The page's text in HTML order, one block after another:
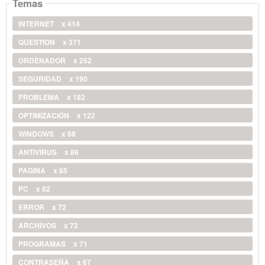
Temas
INTERNET
x 414
QUESTION
x 371
ORDENADOR
x 252
SEGURIDAD
x 190
PROBLEMA
x 182
OPTIMIZACIÓN
x 122
WINDOWS
x 88
ANTIVIRUS
x 86
PAGINA
x 85
PC
x 82
ERROR
x 72
ARCHIVOS
x 72
PROGRAMAS
x 71
CONTRASEÑA
x 67